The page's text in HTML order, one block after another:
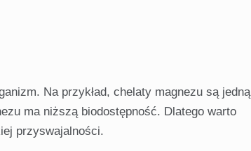
Na przykład, chelaty magnezu są jedną
ma niższą biodostępność. Dlatego warto
przyswajalności.